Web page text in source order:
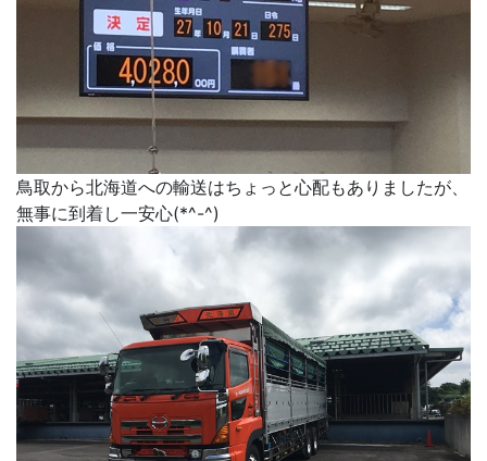
鳥取から北海道への輸送はちょっと心配もありましたが、
無事に到着し一安心(*^-^)